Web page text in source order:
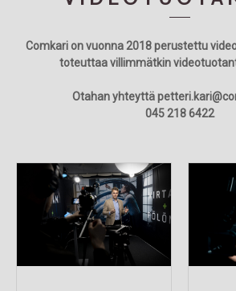
Comkari on vuonna 2018 perustettu
toteuttaa villimmätkin
Otahan yhteyttä
045 218 6422